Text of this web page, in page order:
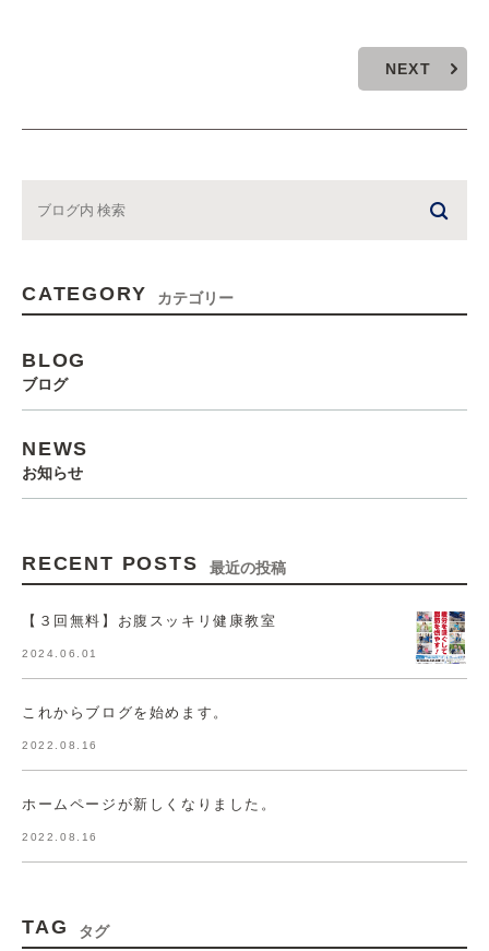
NEXT
CATEGORY カテゴリー
BLOG
ブログ
NEWS
お知らせ
RECENT POSTS 最近の投稿
【３回無料】お腹スッキリ健康教室
2024.06.01
これからブログを始めます。
2022.08.16
ホームページが新しくなりました。
2022.08.16
TAG タグ